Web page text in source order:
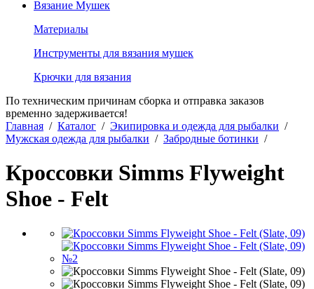
Вязание Мушек
Материалы
Инструменты для вязания мушек
Крючки для вязания
По техническим причинам сборка и отправка заказов
временно задерживается!
Главная / Каталог / Экипировка и одежда для рыбалки /
Мужская одежда для рыбалки / Забродные ботинки /
Кроссовки Simms Flyweight
Shoe - Felt